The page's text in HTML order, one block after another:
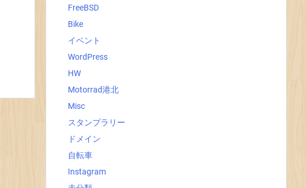
FreeBSD
Bike
イベント
WordPress
HW
Motorrad港北
Misc
スタンプラリー
ドメイン
自転車
Instagram